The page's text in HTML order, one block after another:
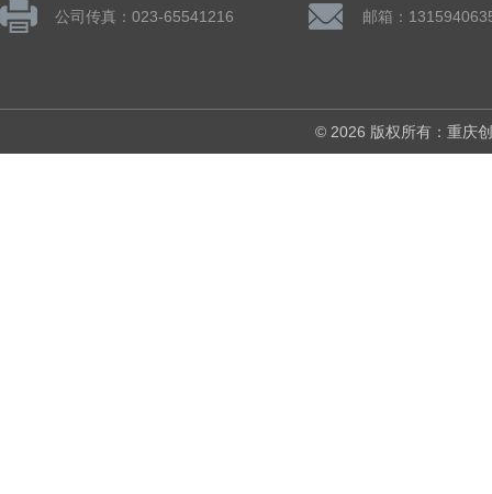
公司传真：023-65541216 邮箱：
© 2026 版权所有：重庆